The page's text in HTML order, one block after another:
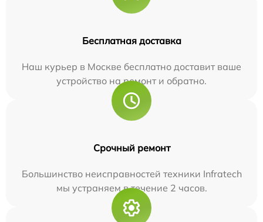
Бесплатная доставка
Наш курьер в Москве бесплатно доставит ваше
устройство на ремонт и обратно.
Срочный ремонт
Большинство неисправностей техники Infratech
мы устраняем в течение 2 часов.